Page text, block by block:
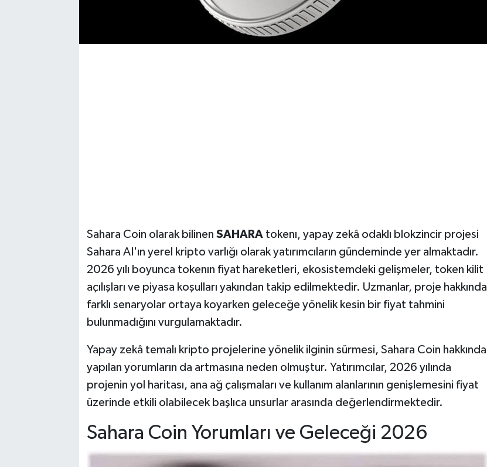
Sahara Coin olarak bilinen SAHARAtokenı, yapay zekâ odaklı blokzincir projesi
Sahara AI'ın yerel kripto varlığı olarak yatırımcıların gündeminde yer almaktadır.
2026 yılı boyunca tokenın fiyat hareketleri, ekosistemdeki gelişmeler, token kilit
açılışları ve piyasa koşulları yakından takip edilmektedir. Uzmanlar, proje hakkında
farklı senaryolar ortaya koyarken geleceğe yönelik kesin bir fiyat tahmini
bulunmadığını vurgulamaktadır.
Yapay zekâ temalı kripto projelerine yönelik ilginin sürmesi, Sahara Coin hakkında
yapılan yorumların da artmasına neden olmuştur. Yatırımcılar, 2026 yılında
projenin yol haritası, ana ağ çalışmaları ve kullanım alanlarının genişlemesini fiyat
üzerinde etkili olabilecek başlıca unsurlar arasında değerlendirmektedir.
Sahara Coin Yorumları ve Geleceği 2026